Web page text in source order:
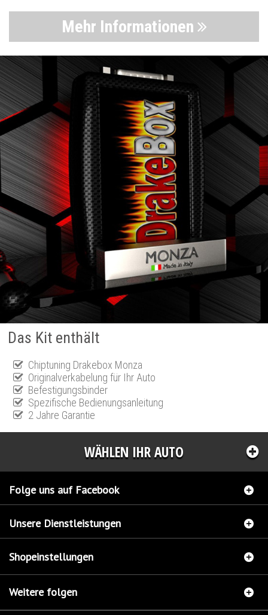
Mehr Informationen
Das Kit enthält
Chiptuning Drakebox Monza
Originalverkabelung für Ihr Auto
Befestigungsbinder
Spezifische Bedienungsanleitung
2 Jahre Garantie
WÄHLEN IHR AUTO
Folge uns auf Facebook
Unsere Dienstleistungen
Shopeinstellungen
Weitere folgen